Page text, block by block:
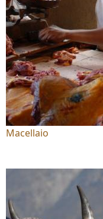
Macellaio